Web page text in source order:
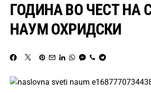
ГОДИНА ВО ЧЕСТ НА
НАУМ ОХРИДСКИ